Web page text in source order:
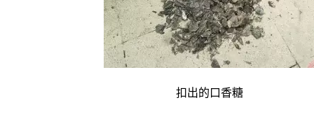
扣出的口香糖